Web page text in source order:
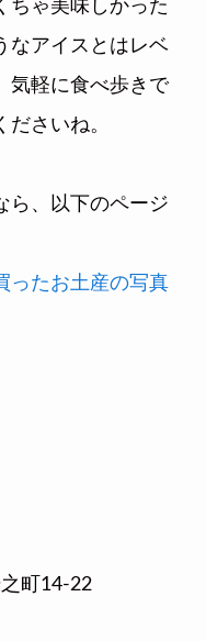
ちゃ美味しかった
なアイスとはレベ
気軽に食べ歩きで
さいね。
ら、以下のページ
ったお土産の写真
町14-22